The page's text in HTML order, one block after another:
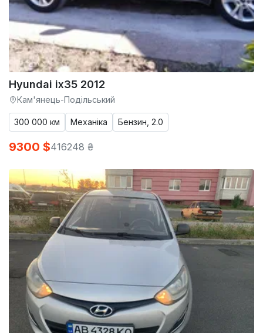
Hyundai ix35 2012
Кам'янець-Подільський
300 000 км Механіка Бензин, 2.0
9300 $416248 ₴